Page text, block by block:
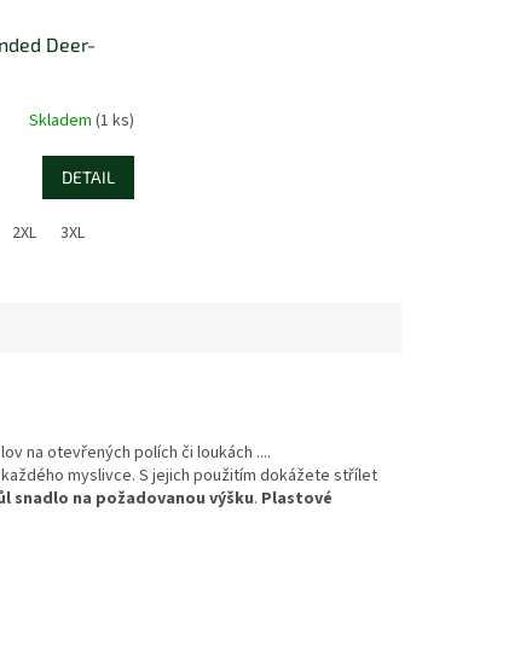
Deer-
Skladem(1 ks)
DETAIL
2XL 3XL
lov na otevřených polích či loukách ....
myslivce. S jejich použitím dokážete střílet
snadlo na požadovanou výšku. Plastové